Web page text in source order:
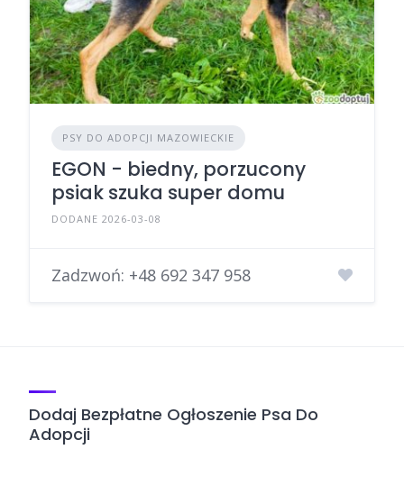
PSY DO ADOPCJI MAZOWIECKIE
EGON - biedny, porzucony
psiak szuka super domu
DODANE 2026-03-08
Zadzwoń: +48 692 347 958
Dodaj Bezpłatne Ogłoszenie Psa Do
Adopcji